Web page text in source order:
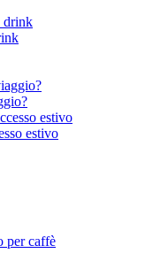
estivo
per caffè